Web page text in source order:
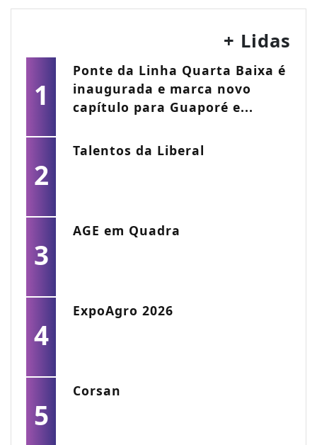
+ Lidas
1
Ponte da Linha Quarta Baixa é
inaugurada e marca novo
capítulo para Guaporé e...
2
Talentos da Liberal
3
AGE em Quadra
4
ExpoAgro 2026
5
Corsan